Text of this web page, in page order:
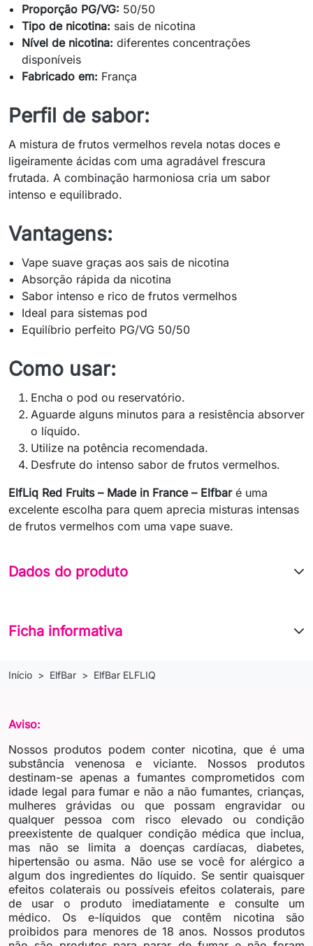
Proporção PG/VG: 50/50
Tipo de nicotina: sais de nicotina
Nível de nicotina: diferentes concentrações
disponíveis
Fabricado em: França
Perfil de sabor:
A mistura de frutos vermelhos revela notas doces e
ligeiramente ácidas com uma agradável frescura
frutada. A combinação harmoniosa cria um sabor
intenso e equilibrado.
Vantagens:
Vape suave graças aos sais de nicotina
Absorção rápida da nicotina
Sabor intenso e rico de frutos vermelhos
Ideal para sistemas pod
Equilíbrio perfeito PG/VG 50/50
Como usar:
Encha o pod ou reservatório.
Aguarde alguns minutos para a resistência absorver
o líquido.
Utilize na potência recomendada.
Desfrute do intenso sabor de frutos vermelhos.
ElfLiq Red Fruits – Made in France – Elfbaré uma
excelente escolha para quem aprecia misturas intensas
de frutos vermelhos com uma vape suave.
Dados do produto
Ficha informativa
Início ElfBar ElfBar ELFLIQ
Aviso:
Nossos produtos podem conter nicotina, que é uma
substância venenosa e viciante. Nossos produtos
destinam-se apenas a fumantes comprometidos com
idade legal para fumar e não a não fumantes, crianças,
mulheres grávidas ou que possam engravidar ou
qualquer pessoa com risco elevado ou condição
preexistente de qualquer condição médica que inclua,
mas não se limita a doenças cardíacas, diabetes,
hipertensão ou asma. Não use se você for alérgico a
algum dos ingredientes do líquido. Se sentir quaisquer
efeitos colaterais ou possíveis efeitos colaterais, pare
de usar o produto imediatamente e consulte um
médico. Os e-líquidos que contêm nicotina são
proibidos para menores de 18 anos. Nossos produtos